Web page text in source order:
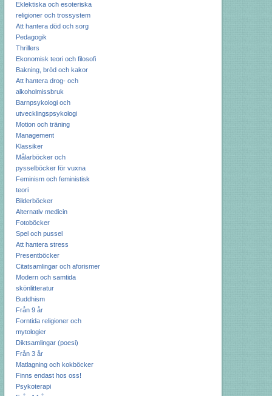
Eklektiska och esoteriska
religioner och trossystem
Att hantera död och sorg
Pedagogik
Thrillers
Ekonomisk teori och filosofi
Bakning, bröd och kakor
Att hantera drog- och
alkoholmissbruk
Barnpsykologi och
utvecklingspsykologi
Motion och träning
Management
Klassiker
Målarböcker och
pysselböcker för vuxna
Feminism och feministisk
teori
Bilderböcker
Alternativ medicin
Fotoböcker
Spel och pussel
Att hantera stress
Presentböcker
Citatsamlingar och aforismer
Modern och samtida
skönlitteratur
Buddhism
Från 9 år
Forntida religioner och
mytologier
Diktsamlingar (poesi)
Från 3 år
Matlagning och kokböcker
Finns endast hos oss!
Psykoterapi